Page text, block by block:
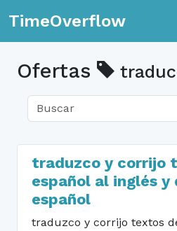
TimeOverflow
Ofertas
traduzco y corrijo
español al inglés y
español
traduzco y corrijo textos